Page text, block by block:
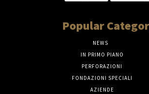
Popular
NEWS
IN PRIMO PIANO
PERFORAZIONI
FONDAZIONI SPECIALI
AZIENDE